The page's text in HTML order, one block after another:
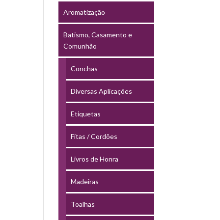
Aromatização
Batismo, Casamento e
Comunhão
Conchas
Diversas Aplicações
Etiquetas
Fitas / Cordões
Livros de Honra
Madeiras
Toalhas